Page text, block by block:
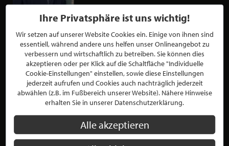
KURZBESCHREIBUNG ÜBER
Montgomery Müller, Geschäftsführer der Unicom EDV
Service und Entwicklung GmbH, spezialisiert sich auf die
Digitalisierung von Geschäftsprozessen und
gesetzeskonforme Archivierung. Mit über fünf Jahren
aktiver Weiterentwicklung des digitalen Archivsystems OSS
ECM verbindet er tiefes Systemverständnis mit modernen
technologischen Ansätzen.
Sein Fokus liegt auf Zukunftssicherheit, Transparenz und
rechtssicheren Prozessen. Durch die enge Verbindung von
technischem Know-how, juristischem Verständnis und
Ihre Privatsphäre ist uns wichtig!
Wir setzen auf unserer Website Cookies ein. Einige von ihnen sind
essentiell, während andere uns helfen unser Onlineangebot zu
verbessern und wirtschaftlich zu betreiben. Sie können dies
akzeptieren oder per Klick auf die Schaltfläche "Individuelle
Cookie-Einstellungen" einstellen, sowie diese Einstellungen
jederzeit aufrufen und Cookies auch nachträglich jederzeit
abwählen (z.B. im Fußbereich unserer Website). Nähere Hinweise
erhalten Sie in unserer Datenschutzerklärung.
Alle akzeptieren